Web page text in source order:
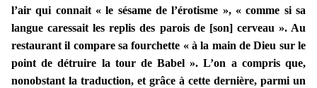
l’air qui connait « le sésame de l’érotisme », « comme si sa
langue caressait les replis des parois de [son] cerveau ». Au
restaurant il compare sa fourchette « à la main de Dieu sur le
point de détruire la tour de Babel ». L’on a compris que,
nonobstant la traduction, et grâce à cette dernière, parmi un